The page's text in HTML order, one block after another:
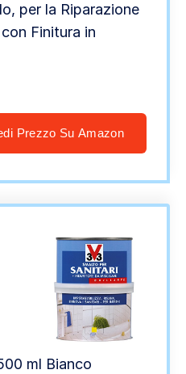
per la Riparazione
Finitura in
Prezzo Su Amazon
ml Bianco